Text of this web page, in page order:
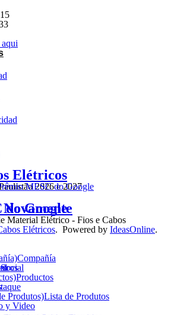
Elétricos
2026 e 2027
Google
Material Elétrico - Fios e Cabos
Elétricos. Powered by IdeasOnline.
Compañía
Productos
Produtos)Lista de Produtos
y Video